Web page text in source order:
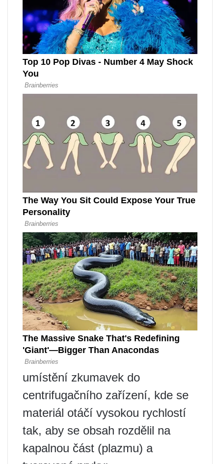
umístění zkumavek do
centrifugačního zařízení, kde se
materiál otáčí vysokou rychlostí
tak, aby se obsah rozdělil na
kapalnou část (plazmu) a